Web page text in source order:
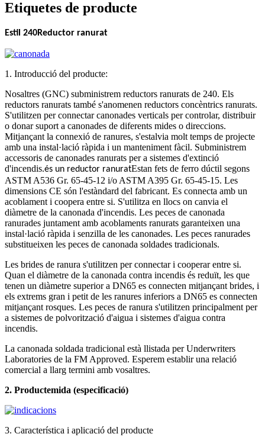
Etiquetes de producte
Estil 240Reductor ranurat
1. Introducció del producte:
Nosaltres (GNC) subministrem reductors ranurats de 240. Els
reductors ranurats també s'anomenen reductors concèntrics ranurats.
S'utilitzen per connectar canonades verticals per controlar, distribuir
o donar suport a canonades de diferents mides o direccions.
Mitjançant la connexió de ranures, s'estalvia molt temps de projecte
amb una instal·lació ràpida i un manteniment fàcil. Subministrem
accessoris de canonades ranurats per a sistemes d'extinció
d'incendis.és un reductor ranuratEstan fets de ferro dúctil segons
ASTM A536 Gr. 65-45-12 i/o ASTM A395 Gr. 65-45-15. Les
dimensions CE són l'estàndard del fabricant. Es connecta amb un
acoblament i coopera entre si. S'utilitza en llocs on canvia el
diàmetre de la canonada d'incendis. Les peces de canonada
ranurades juntament amb acoblaments ranurats garanteixen una
instal·lació ràpida i senzilla de les canonades. Les peces ranurades
substitueixen les peces de canonada soldades tradicionals.
Les brides de ranura s'utilitzen per connectar i cooperar entre si.
Quan el diàmetre de la canonada contra incendis és reduït, les que
tenen un diàmetre superior a DN65 es connecten mitjançant brides, i
els extrems gran i petit de les ranures inferiors a DN65 es connecten
mitjançant rosques. Les peces de ranura s'utilitzen principalment per
a sistemes de polvorització d'aigua i sistemes d'aigua contra
incendis.
La canonada soldada tradicional està llistada per Underwriters
Laboratories de la FM Approved. Esperem establir una relació
comercial a llarg termini amb vosaltres.
2. Productemida (especificació)
3. Característica i aplicació del producte